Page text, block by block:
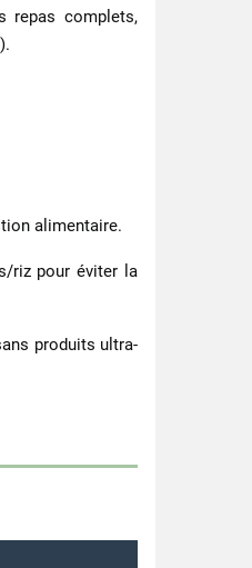
repas complets,
alimentaire.
riz pour éviter la
produits ultra-